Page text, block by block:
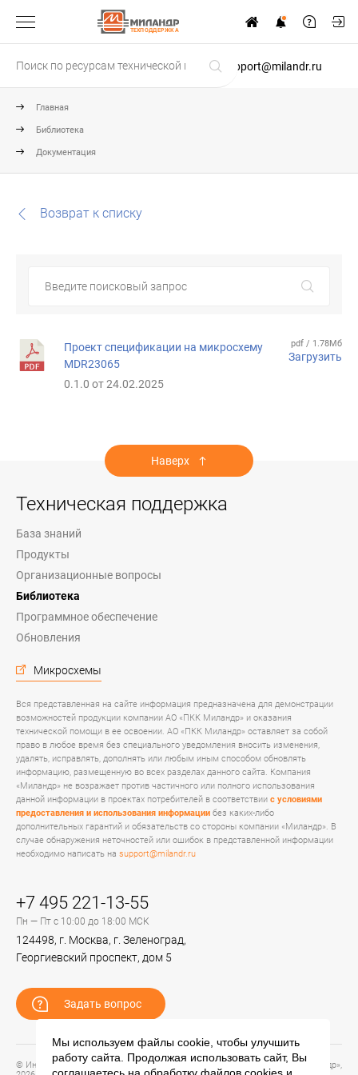
ТЕХПОДДЕРЖКА
support@milandr.ru
Главная
Библиотека
Документация
Возврат к списку
Проект спецификации на микросхему
MDR23065
0.1.0 от 24.02.2025
pdf / 1.78Мб
Загрузить
Наверх
Техническая поддержка
База знаний
Продукты
Организационные вопросы
Библиотека
Программное обеспечение
Обновления
Микросхемы
Вся представленная на сайте информация предназначена для демонстрации
возможностей продукции компании АО «ПКК Миландр» и оказания
технической помощи в ее освоении. АО «ПКК Миландр» оставляет за собой
право в любое время без специального уведомления вносить изменения,
удалять, исправлять, дополнять или любым иным способом обновлять
информацию, размещенную во всех разделах данного сайта. Компания
«Миландр» не возражает против частичного или полного использования
данной информации в проектах потребителей в соответствии с условиями
предоставления и использования информации без каких-либо
дополнительных гарантий и обязательств со стороны компании «Миландр». В
случае обнаружения неточностей или ошибок в представленной информации
необходимо написать на support@milandr.ru
+7 495 221-13-55
Пн — Пт с 10:00 до 18:00 МСК
124498, г. Москва, г. Зеленоград,
Георгиевский проспект, дом 5
Задать вопрос
© Информационный портал технической поддержки ЦП ИС АО «ПКК Миландр»,
Мы используем файлы cookie, чтобы улучшить
работу сайта. Продолжая использовать сайт, Вы